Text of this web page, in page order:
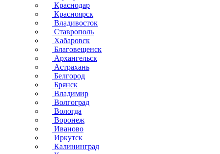
Краснодар
Красноярск
Владивосток
Ставрополь
Хабаровск
Благовещенск
Архангельск
Астрахань
Белгород
Брянск
Владимир
Волгоград
Вологда
Воронеж
Иваново
Иркутск
Калининград